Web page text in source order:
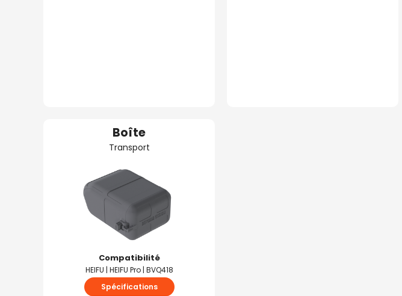
Boîte
Transport
Compatibilité
HEIFU | HEIFU Pro | BVQ418
Spécifications